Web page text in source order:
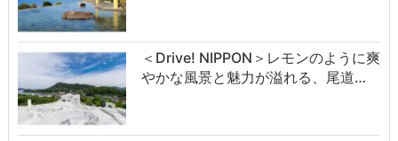
＜Drive! NIPPON＞レモンのように爽
やかな風景と魅力が溢れる、尾道…